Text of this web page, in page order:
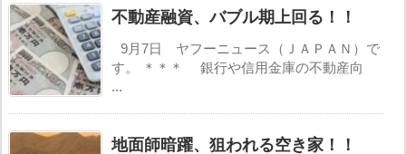
不動産融資、バブル期上回る！！
9月7日 ヤフーニュース（ＪＡＰＡＮ）で
す。 ＊＊＊ 銀行や信用金庫の不動産向
...
地面師暗躍、狙われる空き家！！